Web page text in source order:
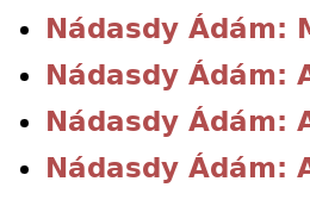
Nádasdy Ádám:
Nádasdy Ádám:
Nádasdy Ádám:
Nádasdy Ádám: